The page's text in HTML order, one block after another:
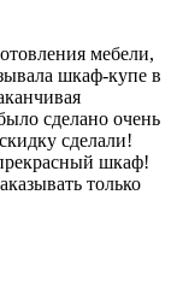
мебели,
шкаф-купе в
сделано очень
сделали!
шкаф!
только